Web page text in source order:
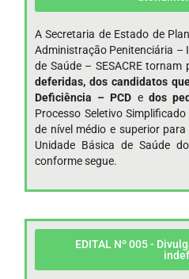
A Secretaria de Estado de
Administração Penitenciária –
de Saúde – SESACRE
deferidas, dos candidatos
Deficiência – PCD e dos
Processo Seletivo
de nível médio e superior
Unidade Básica de Saúde
conforme segue.
EDITAL Nº 005 -